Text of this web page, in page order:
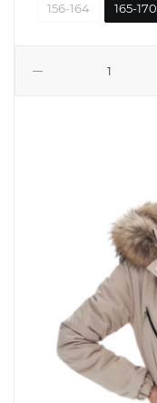
156-164 165-170